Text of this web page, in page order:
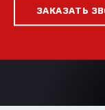
ЗАКАЗАТЬ